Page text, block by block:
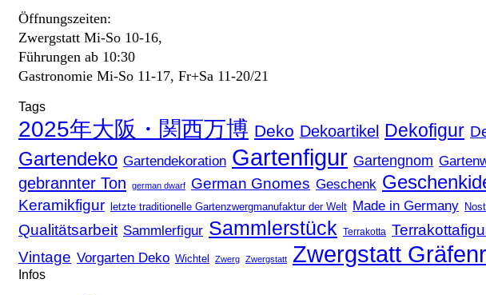
Öffnungszeiten:
Zwergstatt Mi-So 10-16,
Führungen ab 10:30
Gastronomie Mi-So 11-17, Fr+Sa 11-20/21
Tags
2025年大阪・関西万博 Deko Dekoartikel Dekofigur
Gartendeko Gartendekoration Gartenfigur Gartengnom
gebrannter Ton german dwarf German Gnomes Geschenk
Keramikfigur letzte traditionelle Gartenzwergmanufaktur der Welt Made in Germany
Qualitätsarbeit Sammlerfigur Sammlerstück Terrakotta
Vintage Vorgarten Deko Wichtel Zwerg Zwergstatt Zwergstatt
Infos